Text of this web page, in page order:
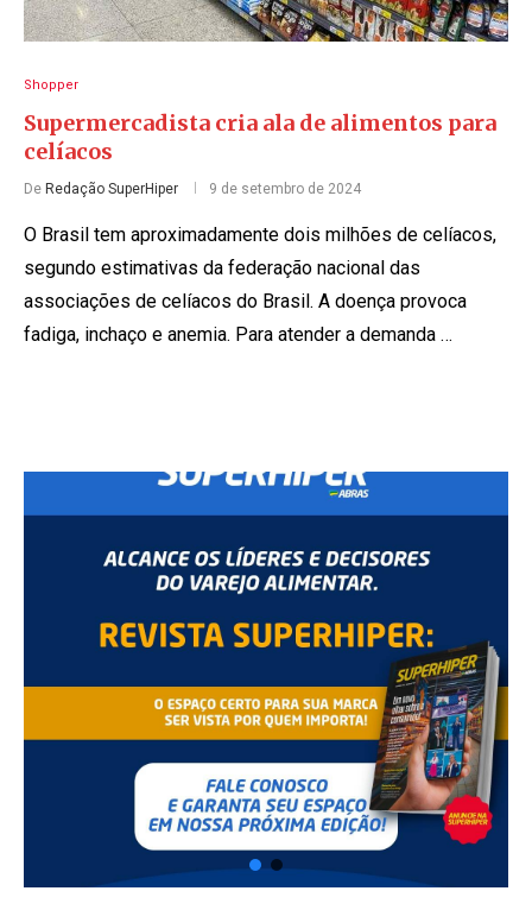
Shopper
Supermercadista cria ala de alimentos para
celíacos
De Redação SuperHiper 9 de setembro de 2024
O Brasil tem aproximadamente dois milhões de celíacos,
segundo estimativas da federação nacional das
associações de celíacos do Brasil. A doença provoca
fadiga, inchaço e anemia. Para atender a demanda …